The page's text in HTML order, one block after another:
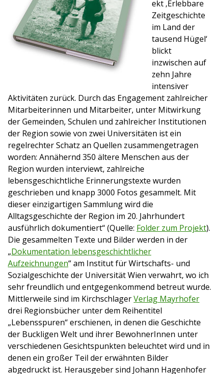
ekt ‚Erlebbare
Zeitgeschichte
im Land der
tausend Hügel‘
blickt
inzwischen auf
zehn Jahre
intensiver
Aktivitäten zurück. Durch das Engagement zahlreicher
Mitarbeiterinnen und Mitarbeiter, unter Mitwirkung
der Gemeinden, Schulen und zahlreicher Institutionen
der Region sowie von zwei Universitäten ist ein
regelrechter Schatz an Quellen zusammengetragen
worden: Annähernd 350 ältere Menschen aus der
Region wurden interviewt, zahlreiche
lebensgeschichtliche Erinnerungstexte wurden
geschrieben und knapp 3000 Fotos gesammelt. Mit
dieser einzigartigen Sammlung wird die
Alltagsgeschichte der Region im 20. Jahrhundert
ausführlich dokumentiert“ (Quelle: Folder zum Projekt).
Die gesammelten Texte und Bilder werden in der
„Dokumentation lebensgeschichtlicher
Aufzeichnungen“ am Institut für Wirtschafts- und
Sozialgeschichte der Universität Wien verwahrt, wo ich
sehr freundlich und entgegenkommend betreut wurde.
Mittlerweile sind im KirchschlagerVerlag Mayrhofer
drei Regionsbücher unter dem Reihentitel
„Lebensspuren“ erschienen, in denen die Geschichte
der Buckligen Welt und ihrer BewohnerInnen unter
verschiedenen Gesichtspunkten beleuchtet wird und in
denen ein großer Teil der erwähnten Bilder
abgedruckt ist. Herausgeber sind Johann Hagenhofer